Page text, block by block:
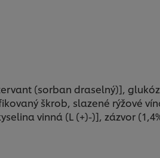
(sorban draselný)],
škrob, slazené rýžové
vinná (L (+)-)], zázvor